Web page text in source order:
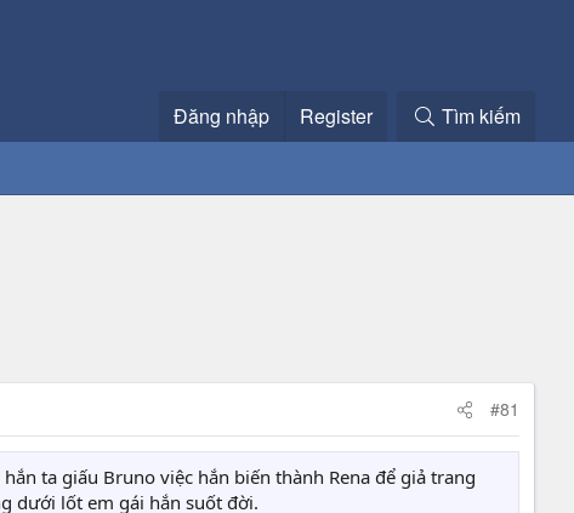
Đăng nhập Register Tìm kiếm
#81
ta giấu Bruno việc hắn biến thành Rena để giả trang
dưới lốt em gái hắn suốt đời.